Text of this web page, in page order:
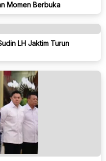
Momen Berbuka
LH Jaktim Turun